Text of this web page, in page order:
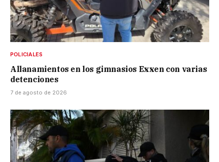
POLICIALES
Allanamientos en los gimnasios Exxen con varias
detenciones
7 de agosto de 2026